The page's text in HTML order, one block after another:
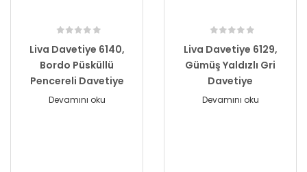
Liva Davetiye 6140,
Bordo Püsküllü
Pencereli Davetiye
Devamını oku
Liva Davetiye 6129,
Gümüş Yaldızlı Gri
Davetiye
Devamını oku